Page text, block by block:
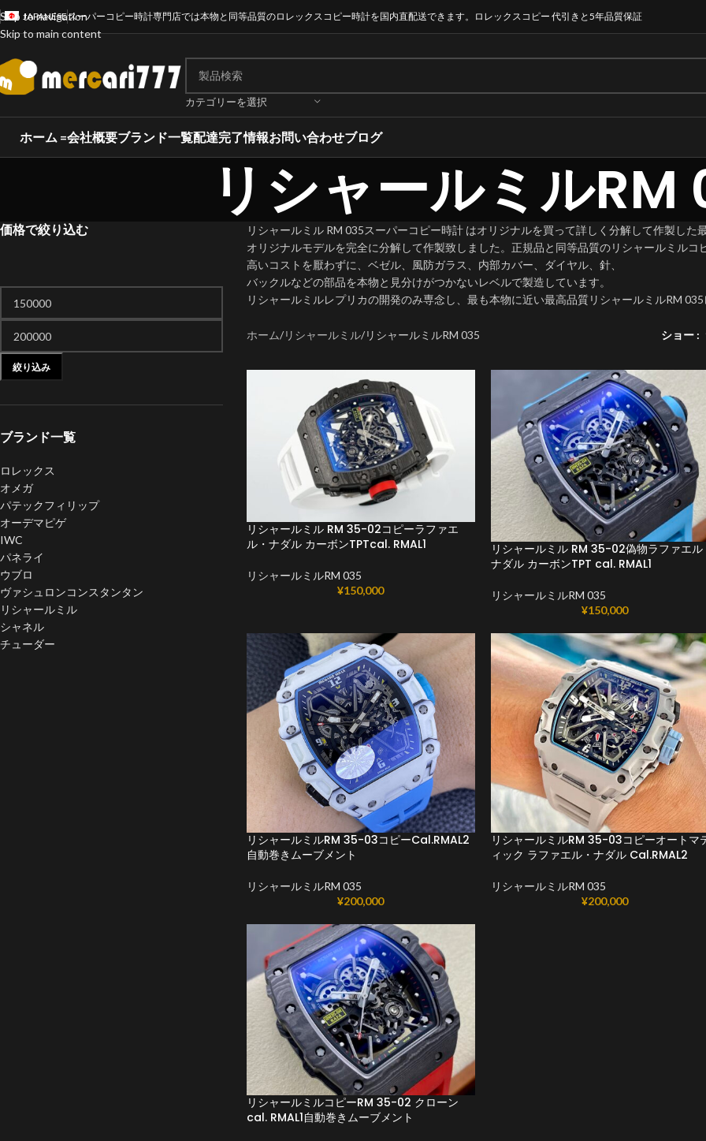
Skip to navigation
Skip to main content
JAPANESEスーパーコピー時計専門店では本物と同等品質のロレックスコピー時計を国内直配送できます。ロレックスコピー 代引きと5年品質保証
カテゴリーを選択
ホーム =会社概要ブランド一覧配達完了情報お問い合わせブログ
リシャールミルRM
価格で絞り込む
絞り込み
ブランド一覧
ロレックス
オメガ
パテックフィリップ
オーデマピゲ
IWC
パネライ
ウブロ
ヴァシュロンコンスタンタン
リシャールミル
シャネル
チューダー
リシャールミル RM 035スーパーコピー時計 はオリジナルを買って詳しく分解して作製した
オリジナルモデルを完全に分解して作製致しました。正規品と同等品質のリシャールミルコ
高いコストを厭わずに、ベゼル、風防ガラス、内部カバー、ダイヤル、針、
バックルなどの部品を本物と見分けがつかないレベルで製造しています。​
リシャールミルレプリカの開発のみ専念し、最も本物に近い最高品質リシャールミルRM
ホーム リシャールミル リシャールミルRM 035 ショー
リシャールミル RM 35-02コピーラファエ
ル・ナダル カーボンTPTcal. RMAL1
リシャールミルRM 035
¥150,000
リシャールミル RM 35-02偽物ラファエル
ナダル カーボンTPT cal. RMAL1
リシャールミルRM 035
¥150,000
リシャールミルRM 35-03コピーCal.RMAL2
自動巻きムーブメント
リシャールミルRM 035
¥200,000
リシャールミルRM 35-03コピーオートマ
ィック ラファエル・ナダル Cal.RMAL2
リシャールミルRM 035
¥200,000
リシャールミルコピーRM 35-02 クローン
cal. RMAL1自動巻きムーブメント